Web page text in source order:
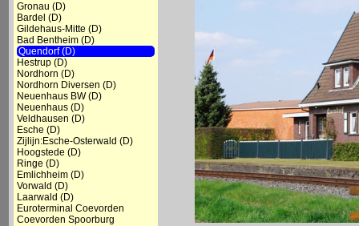
Gronau (D)
Bardel (D)
Gildehaus-Mitte (D)
Bad Bentheim (D)
Quendorf (D)
Hestrup (D)
Nordhorn (D)
Nordhorn Diversen (D)
Neuenhaus BW (D)
Neuenhaus (D)
Veldhausen (D)
Esche (D)
Zijlijn:Esche-Osterwald (D)
Hoogstede (D)
Ringe (D)
Emlichheim (D)
Vorwald (D)
Laarwald (D)
Euroterminal Coevorden
Coevorden Spoorburg